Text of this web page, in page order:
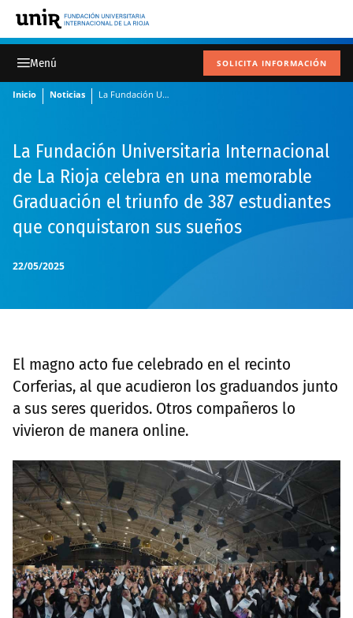
SOLICITA INFORMACIÓN
Inicio Noticias La Fundación Universitaria Internacional de La Rioja celebra en una memorable Graduación el triunfo de 387 estudiantes que conquistaron sus sueños
22/05/2025
La Fundación Universitaria Internacional
de La Rioja celebra en una memorable
Graduación el triunfo de 387 estudiantes
que conquistaron sus sueños
El magno acto fue celebrado en el recinto
Corferias, al que acudieron los graduandos junto
a sus seres queridos. Otros compañeros lo
vivieron de manera online.